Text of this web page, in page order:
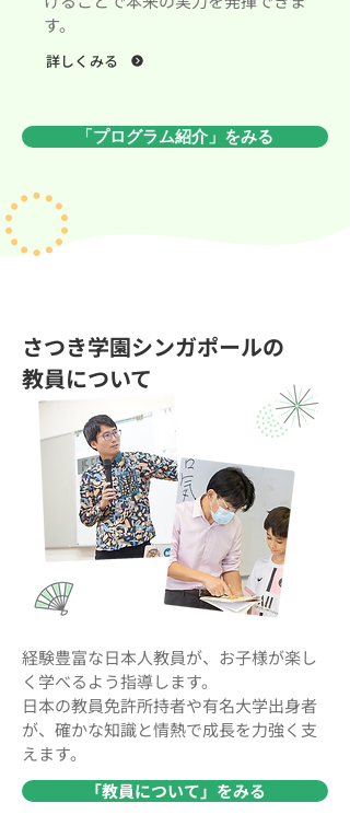
す。
詳しくみる
「プログラム紹介」をみる
さつき学園シンガポールの
教員について
経験豊富な日本人教員が、お子様が楽し
く学べるよう指導します。
日本の教員免許所持者や有名大学出身者
が、確かな知識と情熱で成長を力強く支
えます。
「教員について」をみる